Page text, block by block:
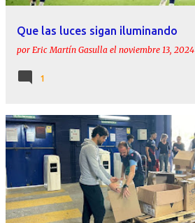
Que las luces sigan iluminando
por Eric Martín Gasulla el noviembre 13, 2024
1